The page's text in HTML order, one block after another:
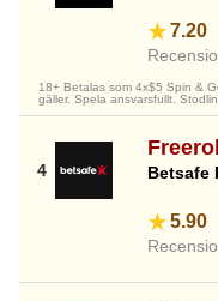
7.20
18+ Betalas som 4x$5 Spin &
gäller. Spela ansvarsfullt.
Betsafe
5.90